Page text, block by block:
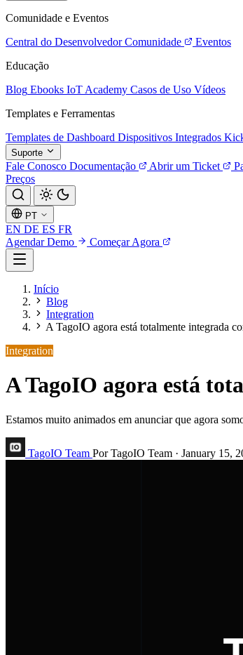
Comunidade e Eventos
Central do Desenvolvedor Comunidade
Eventos
Educação
Blog Ebooks IoT Academy Casos de Uso Vídeos
Templates e Ferramentas
Templates de Dashboard Dispositivos Integrados
Suporte
Fale Conosco Documentação Abrir um Ticket
Preços
PT
EN DE ES FR
Agendar Demo
Começar Agora
Início
Blog
Integration
A TagoIO agora está totalmente integrada
Integration
A TagoIO agora está
Estamos muito animados em anunciar que agora
TagoIO Team Por TagoIO Team · January 15,